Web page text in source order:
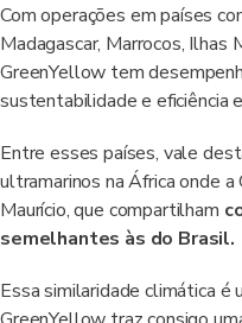
Com operações em países
Madagascar, Marrocos, Ilhas
GreenYellow tem
sustentabilidade e eficiência
Entre esses países, vale
ultramarinos na África onde
Maurício, que compartilham
semelhantes às do Brasil.
Essa similaridade climática é